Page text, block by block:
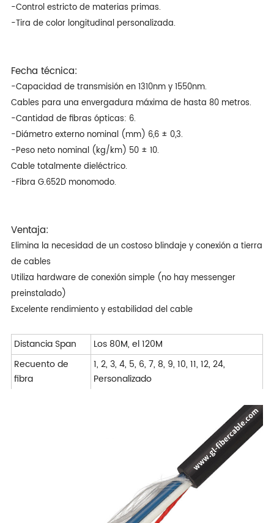
-Control estricto de materias primas.
-Tira de color longitudinal personalizada.
Fecha técnica:
-Capacidad de transmisión en 1310nm y 1550nm.
Cables para una envergadura máxima de hasta 80 metros.
-Cantidad de fibras ópticas: 6.
-Diámetro externo nominal (mm) 6,6 ± 0,3.
-Peso neto nominal (kg/km) 50 ± 10.
Cable totalmente dieléctrico.
-Fibra G.652D monomodo.
Ventaja:
Elimina la necesidad de un costoso blindaje y conexión a tierra
de cables
Utiliza hardware de conexión simple (no hay messenger
preinstalado)
Excelente rendimiento y estabilidad del cable
Distancia Span
Los 80M, el 120M
Recuento de
fibra
1, 2, 3, 4, 5, 6, 7, 8, 9, 10, 11, 12, 24,
Personalizado